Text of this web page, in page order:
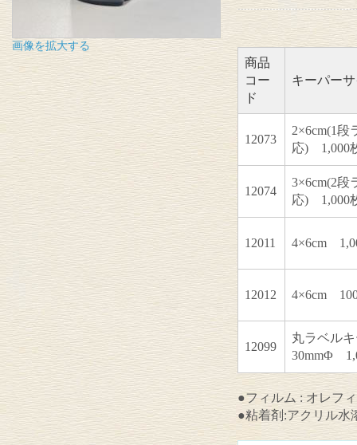
画像を拡大する
商品
コー
ド
キーパー
12073
2×6cm(1段
応) 1,000
12074
3×6cm(2段
応) 1,000
12011 4×6cm
12012 4×6cm
12099
丸ラベル
30mmΦ
●フィルム : オレフ
●粘着剤:アクリル水